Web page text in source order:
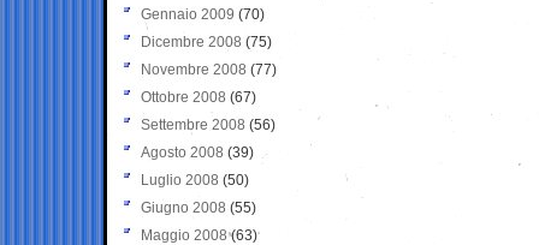
Gennaio 2009 (70)
Dicembre 2008 (75)
Novembre 2008 (77)
Ottobre 2008 (67)
Settembre 2008 (56)
Agosto 2008 (39)
Luglio 2008 (50)
Giugno 2008 (55)
Maggio 2008(63)